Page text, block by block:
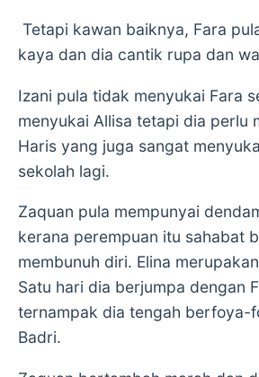
Tetapi kawan baiknya, Fara
kaya dan dia cantik rupa dan
Izani pula tidak menyukai Fara
menyukai Allisa tetapi dia perlu
Haris yang juga sangat
sekolah lagi.
Zaquan pula mempunyai
kerana perempuan itu sahabat
membunuh diri. Elina
Satu hari dia berjumpa dengan
ternampak dia tengah berfoya-
Badri.